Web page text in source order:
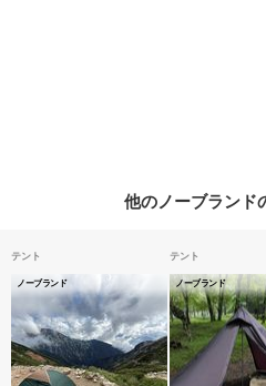
他のノーブランド
テント
ノーブランド
テント
ノーブランド